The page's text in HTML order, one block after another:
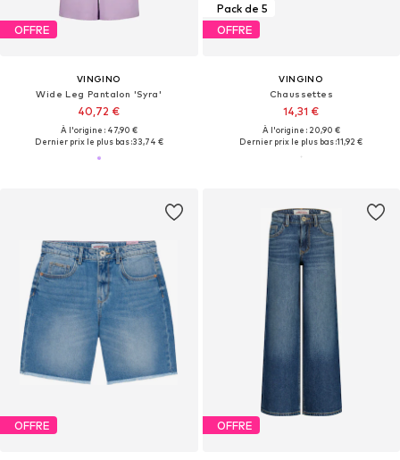
OFFRE
VINGINO
Wide Leg Pantalon 'Syra'
40,72 €
À l'origine : 47,90 €
Dernier prix le plus bas :33,74 €
Pack de 5
OFFRE
VINGINO
Chaussettes
14,31 €
À l'origine : 20,90 €
Dernier prix le plus bas :11,92 €
OFFRE OFFRE